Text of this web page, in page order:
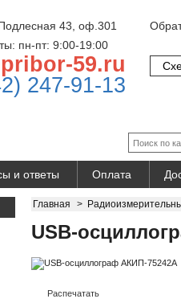
43, оф.301
пн-пт: 9:00-19:00
59.ru
247-91-13
и ответы Оплата
Главная >
USB-
Распечатать